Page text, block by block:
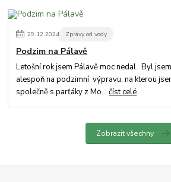
29.12.2024 Zprávy od vody
Podzim na Pálavě
Letošní rok jsem Pálavě moc nedal. Byl
alespoň na podzimní výpravu, na kterou
společně s parťáky z Mo...číst celé
Zobrazit všechny